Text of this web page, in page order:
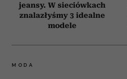
jeansy. W sieciówkach
znalazłyśmy 3 idealne
modele
MODA